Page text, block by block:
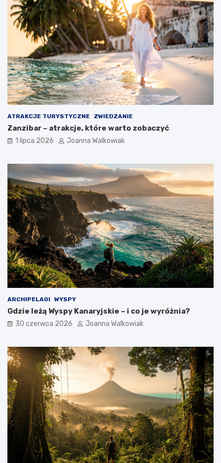
ATRAKCJE TURYSTYCZNE ZWIEDZANIE
Zanzibar – atrakcje, które warto zobaczyć
1 lipca 2026 Joanna Walkowiak
ARCHIPELAGI WYSPY
Gdzie leżą Wyspy Kanaryjskie – i co je wyróżnia?
30 czerwca 2026 Joanna Walkowiak